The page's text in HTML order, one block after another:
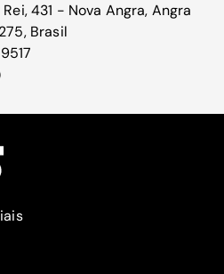
Rei, 431 - Nova Angra, Angra
Brasil